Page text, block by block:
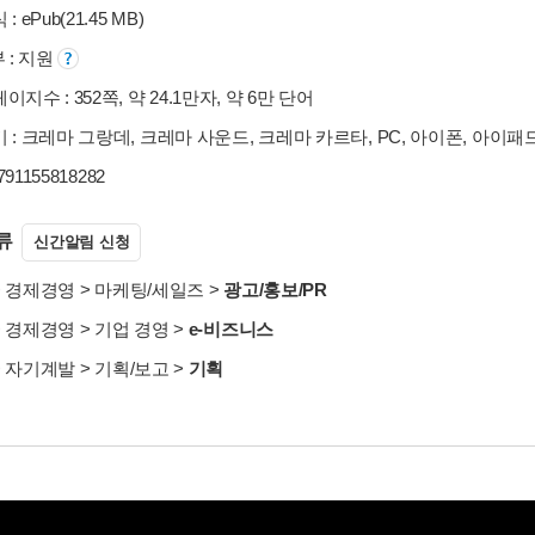
: ePub(21.45 MB)
: 지원
이지수 : 352쪽, 약 24.1만자, 약 6만 단어
: 크레마 그랑데, 크레마 사운드, 크레마 카르타, PC, 아이폰, 아이패
신간알림 신청
경제경영 > 마케팅/세일즈 > 광고/홍보/PR
경제경영 > 기업 경영 > e-비즈니스
자기계발 > 기획/보고 > 기획